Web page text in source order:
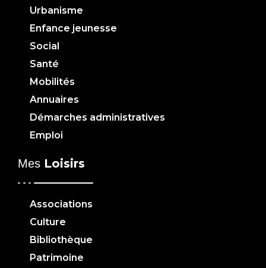
Urbanisme
Enfance jeunesse
Social
Santé
Mobilités
Annuaires
Démarches administratives
Emploi
Mes Loisirs
Associations
Culture
Bibliothèque
Patrimoine